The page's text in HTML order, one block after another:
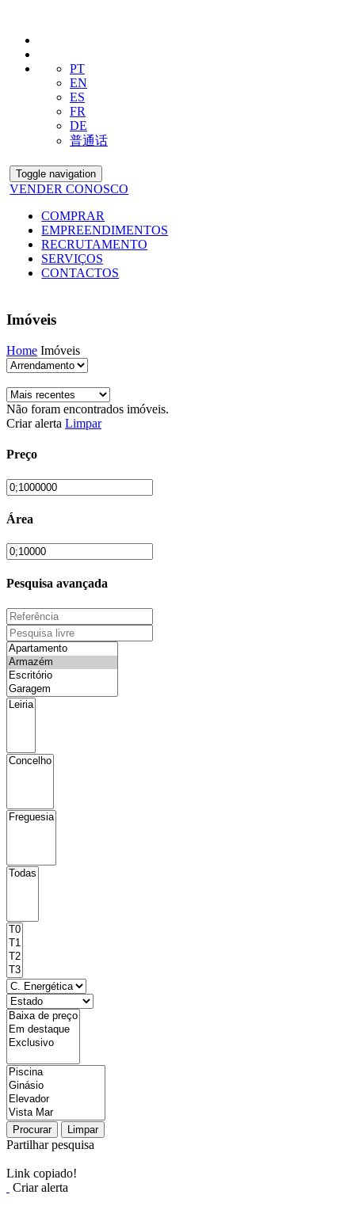
PT
EN
ES
FR
DE
普通话
Toggle navigation
VENDER CONOSCO
COMPRAR
EMPREENDIMENTOS
RECRUTAMENTO
SERVIÇOS
CONTACTOS
Imóveis
Home Imóveis
Não foram encontrados imóveis.
Criar alerta Limpar
Preço
Área
Pesquisa avançada
Procurar Limpar
Partilhar pesquisa
Link copiado!
Criar alerta